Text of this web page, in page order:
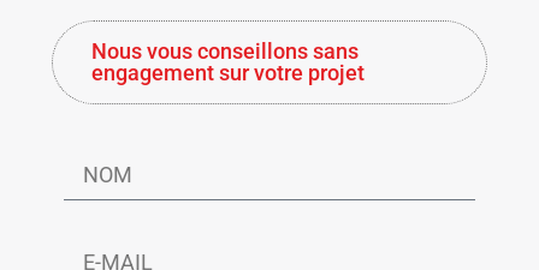
Nous vous conseillons sans
engagement sur votre projet